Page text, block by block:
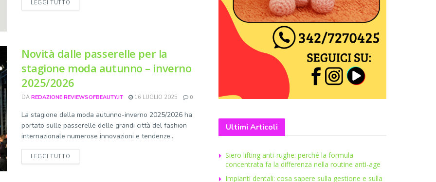
LEGGI TUTTO
Novità dalle passerelle per la
stagione moda autunno – inverno
2025/2026
DA REDAZIONE REVIEWSOFBEAUTY.IT 16 LUGLIO 2025 0
La stagione della moda autunno-inverno 2025/2026 ha
portato sulle passerelle delle grandi città del fashion
internazionale numerose innovazioni e tendenze...
LEGGI TUTTO
Ultimi Articoli
Siero lifting anti-rughe: perché la formula
concentrata fa la differenza nella routine anti-age
Impianti dentali: cosa sapere sulla gestione e sulla